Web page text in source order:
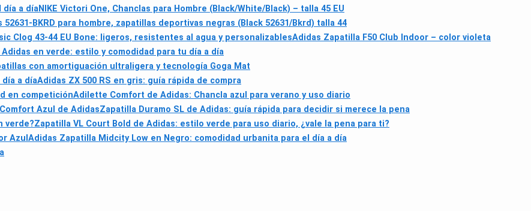
día a díaNIKE Victori One, Chanclas para Hombre (Black/White/Black) – talla 45 EU
52631-BKRD para hombre, zapatillas deportivas negras (Black 52631/Bkrd) talla 44
Clog 43-44 EU Bone: ligeros, resistentes al agua y personalizablesAdidas Zapatilla F50 Club Indoor – color violeta
Adidas en verde: estilo y comodidad para tu día a día
con amortiguación ultraligera y tecnología Goga Mat
a díaAdidas ZX 500 RS en gris: guía rápida de compra
en competiciónAdilette Comfort de Adidas: Chancla azul para verano y uso diario
Azul de AdidasZapatilla Duramo SL de Adidas: guía rápida para decidir si merece la pena
verde?Zapatilla VL Court Bold de Adidas: estilo verde para uso diario, ¿vale la pena para ti?
Azul Adidas Zapatilla Midcity Low en Negro: comodidad urbanita para el día a día